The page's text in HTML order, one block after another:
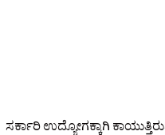
ಸರ್ಕಾರಿ ಉದ್ಯೋಗಕ್ಕಾಗಿ